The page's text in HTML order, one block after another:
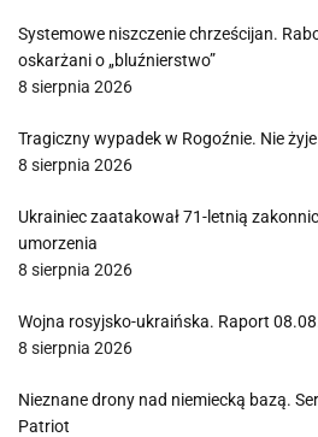
Systemowe niszczenie chrześcijan.
oskarżani o „bluźnierstwo”
8 sierpnia 2026
Tragiczny wypadek w Rogoźnie. Nie
8 sierpnia 2026
Ukrainiec zaatakował 71-letnią
umorzenia
8 sierpnia 2026
Wojna rosyjsko-ukraińska. Raport
8 sierpnia 2026
Nieznane drony nad niemiecką bazą.
Patriot